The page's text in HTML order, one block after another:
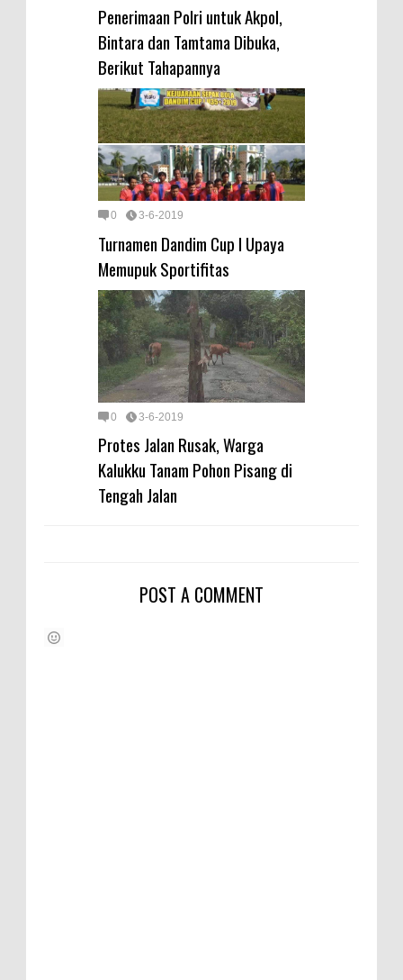
Penerimaan Polri untuk Akpol,
Bintara dan Tamtama Dibuka,
Berikut Tahapannya
0 3-6-2019
Turnamen Dandim Cup I Upaya
Memupuk Sportifitas
0 3-6-2019
Protes Jalan Rusak, Warga
Kalukku Tanam Pohon Pisang di
Tengah Jalan
POST A COMMENT